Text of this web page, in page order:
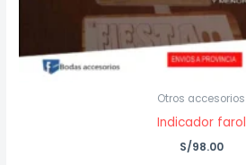
Otros accesorios
Indicador farol
S/98.00